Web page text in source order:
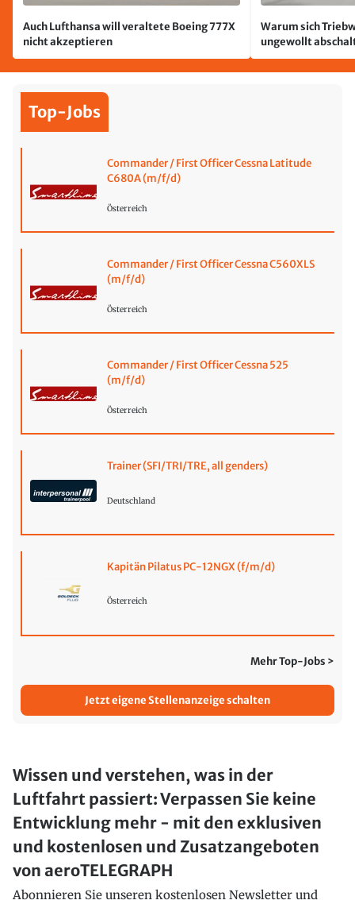
Auch Lufthansa will veraltete Boeing 777X
nicht akzeptieren
Warum sich
ungewollt
passiert
Top-Jobs
Commander / First Officer Cessna Latitude
C680A (m/f/d)
Österreich
Commander / First Officer Cessna C560XLS
(m/f/d)
Österreich
Commander / First Officer Cessna 525
(m/f/d)
Österreich
Trainer (SFI/TRI/TRE, all genders)
Deutschland
Kapitän Pilatus PC-12NGX (f/m/d)
Österreich
Mehr Top-Jobs >
Jetzt eigene Stellenanzeige schalten
Wissen und verstehen, was in der
Luftfahrt passiert: Verpassen Sie keine
Entwicklung mehr - mit den exklusiven
und kostenlosen und Zusatzangeboten
von aeroTELEGRAPH
Abonnieren Sie unseren kostenlosen Newsletter und